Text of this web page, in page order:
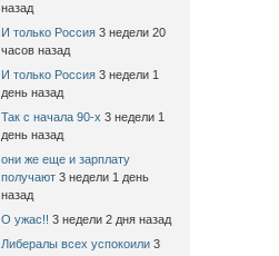
назад
И только Россия 3 недели 20
часов назад
И только Россия 3 недели 1
день назад
Так с начала 90-х 3 недели 1
день назад
они же еще и зарплату
получают 3 недели 1 день
назад
О ужас!! 3 недели 2 дня назад
Либералы всех успокоили 3